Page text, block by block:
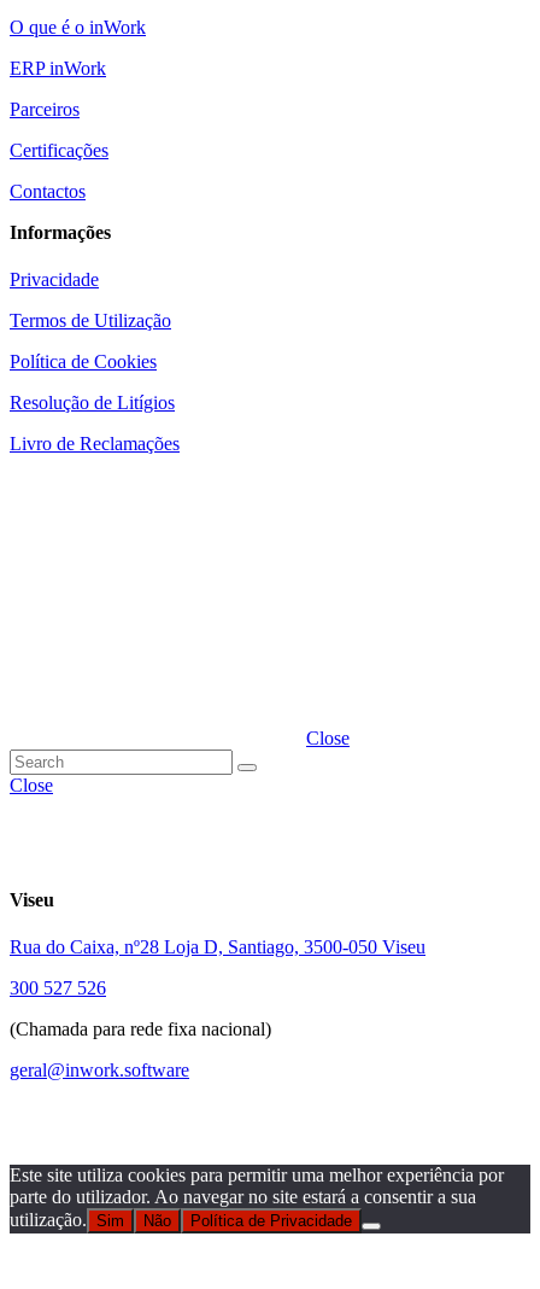
O que é o inWork
ERP inWork
Parceiros
Certificações
Contactos
Informações
Privacidade
Termos de Utilização
Política de Cookies
Resolução de Litígios
Livro de Reclamações
Close
Close
Viseu
Rua do Caixa, nº28 Loja D, Santiago, 3500-050 Viseu
300 527 526
(Chamada para rede fixa nacional)
geral@inwork.software
Este site utiliza cookies para permitir uma melhor experiência por
parte do utilizador. Ao navegar no site estará a consentir a sua
utilização. Sim Não Política de Privacidade